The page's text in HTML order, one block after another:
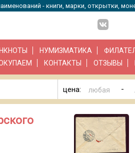
- книги, марки, открытки,
НУМИЗМАТИКА
КОНТАКТЫ ОТЗЫВЫ
цена: -